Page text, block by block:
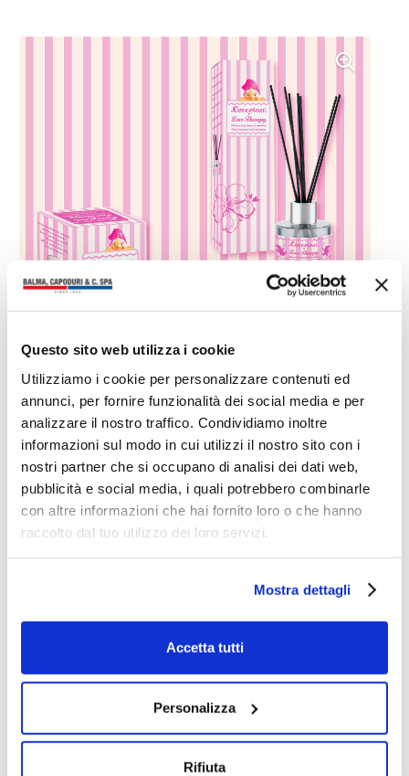
Questo sito web utilizza i cookie
Utilizziamo i cookie per personalizzare contenuti ed
annunci, per fornire funzionalità dei social media e per
analizzare il nostro traffico. Condividiamo inoltre
informazioni sul modo in cui utilizzi il nostro sito con i
nostri partner che si occupano di analisi dei dati web,
pubblicità e social media, i quali potrebbero combinarle
con altre informazioni che hai fornito loro o che hanno
raccolto dal tuo utilizzo dei loro servizi.
Mostra dettagli
Accetta tutti
Personalizza
Rifiuta
Ti potrebbero interessare anche